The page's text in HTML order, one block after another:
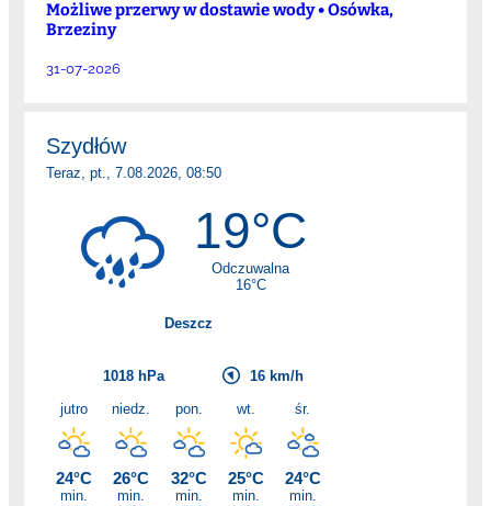
Możliwe przerwy w dostawie wody • Osówka,
Brzeziny
31-07-2026